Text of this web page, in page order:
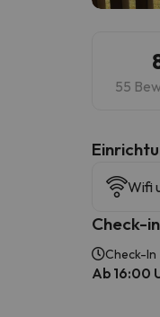
55
Wifi
Check-
Check-In
Ab 16:00